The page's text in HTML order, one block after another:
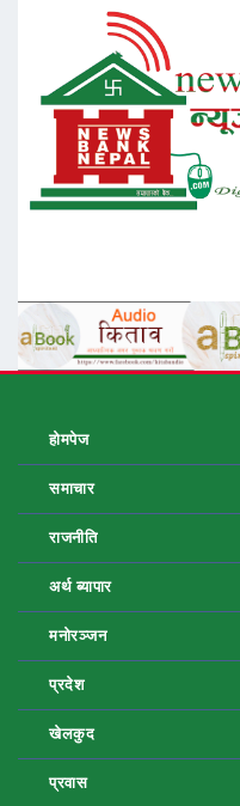
होमपेज
समाचार
राजनीति
अर्थ ब्यापार
मनोरञ्जन
प्रदेश
खेलकुद
प्रवास